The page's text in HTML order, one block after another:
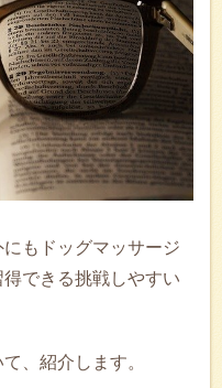
もドッグマッサージ
できる挑戦しやすい
、紹介します。